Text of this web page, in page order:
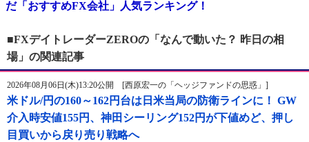
だ「おすすめFX会社」人気ランキング！
■FXデイトレーダーZEROの「なんで動いた？ 昨日の相
場」の関連記事
2026年08月06日(木)13:20公開 [西原宏一の「ヘッジファンドの思惑」]
米ドル/円の160～162円台は日米当局の防衛ラインに！ GW
介入時安値155円、神田シーリング152円が下値めど、押し
目買いから戻り売り戦略へ